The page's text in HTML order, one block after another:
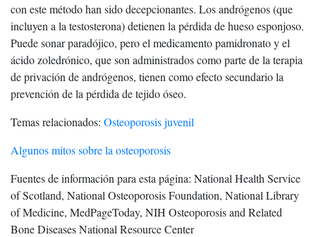
con este método han sido decepcionantes. Los andrógenos (que
incluyen a la testosterona) detienen la pérdida de hueso esponjoso.
Puede sonar paradójico, pero el medicamento pamidronato y el
ácido zoledrónico, que son administrados como parte de la terapia
de privación de andrógenos, tienen como efecto secundario la
prevención de la pérdida de tejido óseo.
Temas relacionados: Osteoporosis juvenil
Algunos mitos sobre la osteoporosis
Fuentes de información para esta página: National Health Service
of Scotland, National Osteoporosis Foundation, National Library
of Medicine, MedPageToday, NIH Osteoporosis and Related
Bone Diseases National Resource Center